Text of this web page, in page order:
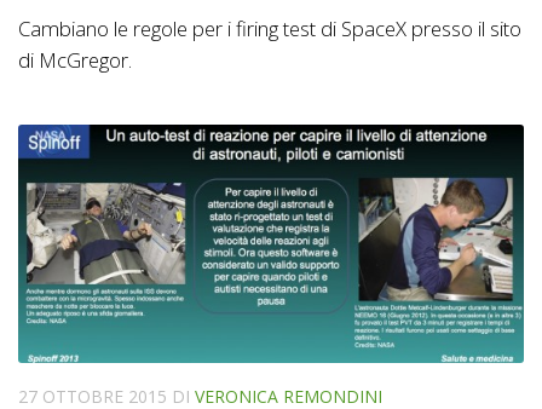
Cambiano le regole per i firing test di SpaceX presso il sito
di McGregor.
27 OTTOBRE 2015 DI VERONICA REMONDINI